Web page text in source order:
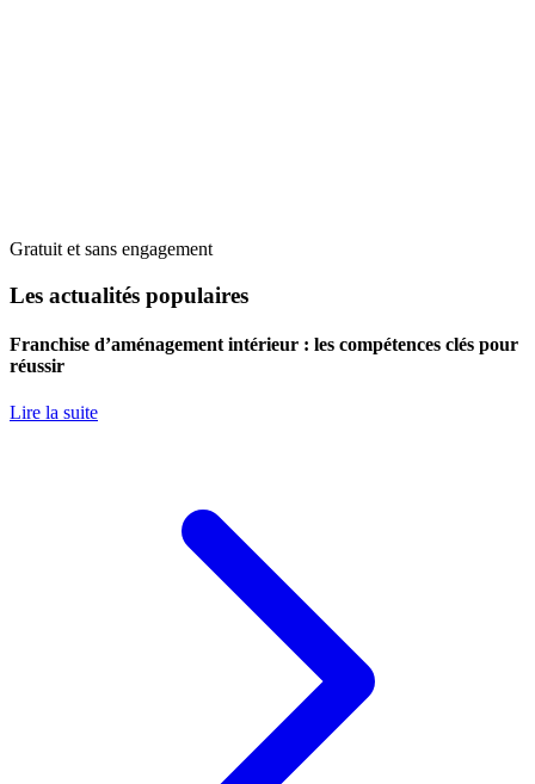
Gratuit et sans engagement
Les actualités populaires
Franchise d’aménagement intérieur : les compétences clés pour
réussir
Lire la suite